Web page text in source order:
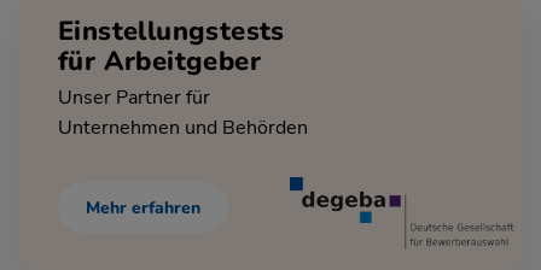
Einstellungstests
für Arbeitgeber
Unser Partner für
Unternehmen und Behörden
Mehr erfahren